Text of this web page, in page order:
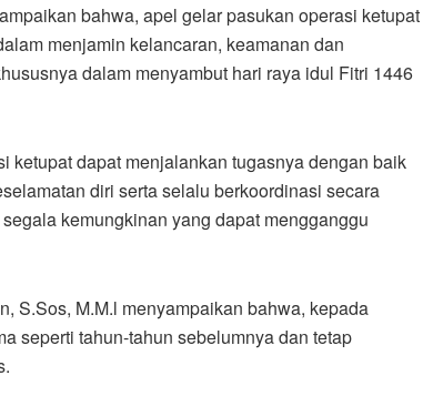
bahwa, apel gelar pasukan operasi ketupat
menjamin kelancaran, keamanan dan
dalam menyambut hari raya idul Fitri 1446
ketupat dapat menjalankan tugasnya dengan baik
diri serta selalu berkoordinasi secara
kemungkinan yang dapat mengganggu
S.Sos, M.M.l menyampaikan bahwa, kepada
seperti tahun-tahun sebelumnya dan tetap